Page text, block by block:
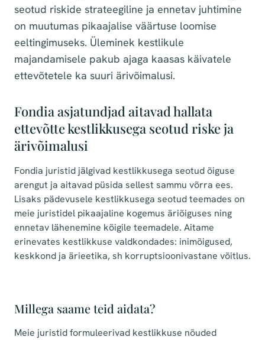
seotud riskide strateegiline ja ennetav juhtimine
on muutumas pikaajalise väärtuse loomise
eeltingimuseks. Üleminek kestlikule
majandamisele pakub ajaga kaasas käivatele
ettevõtetele ka suuri ärivõimalusi.
Fondia asjatundjad aitavad hallata
ettevõtte kestlikkusega seotud riske ja
ärivõimalusi
Fondia juristid jälgivad kestlikkusega seotud õiguse
arengut ja aitavad püsida sellest sammu võrra ees.
Lisaks pädevusele kestlikkusega seotud teemades on
meie juristidel pikaajaline kogemus äriõiguses ning
ennetav lähenemine kõigile teemadele. Aitame
erinevates kestlikkuse valdkondades: inimõigused,
keskkond ja ärieetika, sh korruptsioonivastane võitlus.
Millega saame teid aidata?
Meie juristid formuleerivad kestlikkuse nõuded